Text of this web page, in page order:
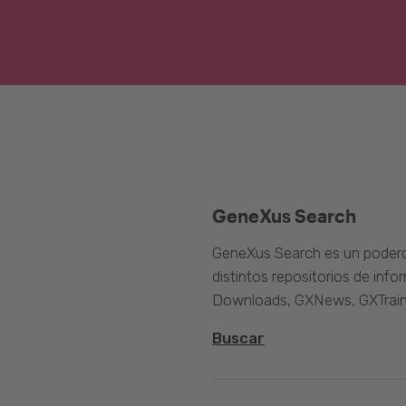
GeneXus Search
GeneXus Search es un
distintos repositorios de
Downloads, GXNews,
Buscar